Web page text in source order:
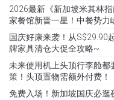
2026最新《新加坡米其林
家餐馆新晋一星！中餐势力
国庆好康来袭！从S$29.90
牌家具清仓大促全攻略~
未来使用机上头顶行李舱
策！头顶置物需额外付费！
免费入场！新加坡国庆必